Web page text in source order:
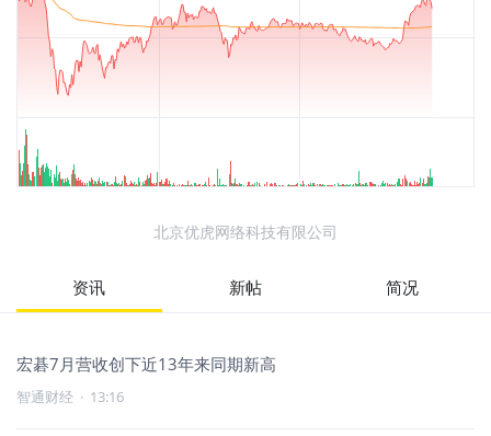
北京优虎网络科技有限公司
资讯 新帖 简况
宏碁7月营收创下近13年来同期新高
智通财经 · 13:16